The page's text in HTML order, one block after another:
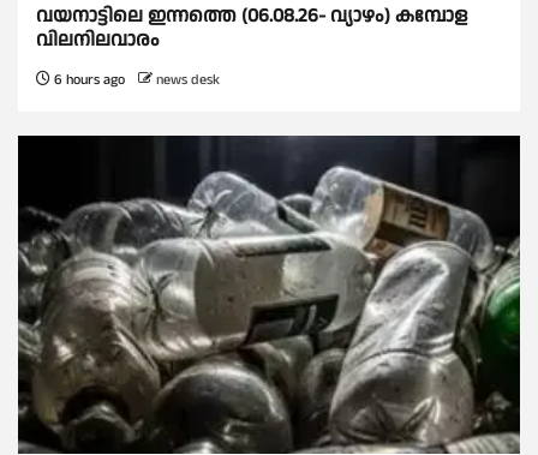
വയനാട്ടിലെ ഇന്നത്തെ (06.08.26- വ്യാഴം) കമ്പോള
വിലനിലവാരം
6 hours ago news desk